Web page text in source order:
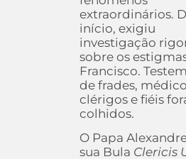
extraordinários.
início, exigiu
investigação
sobre os
Francisco.
de frades,
clérigos e fiéis
colhidos.
O Papa
sua Bula Clericis